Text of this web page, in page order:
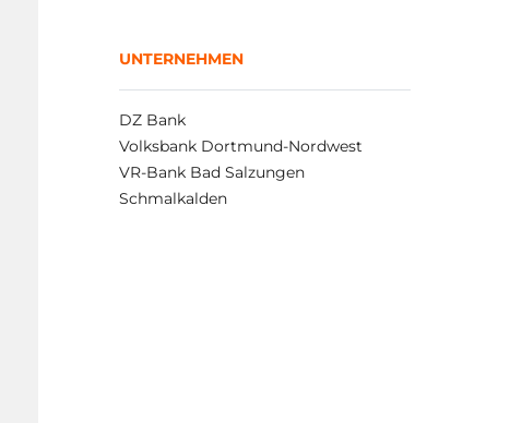
UNTERNEHMEN
DZ Bank
Volksbank Dortmund-Nordwest
VR-Bank Bad Salzungen
Schmalkalden